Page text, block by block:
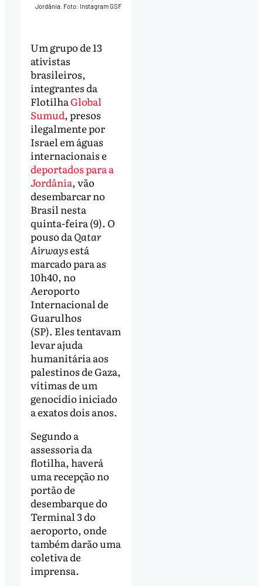
Jordânia. Foto: Instagram GSF
Um grupo de 13
ativistas
brasileiros,
integrantes da
FlotilhaGlobal
Sumud, presos
ilegalmente por
Israel em águas
internacionais e
deportados para a
Jordânia, vão
desembarcar no
Brasil nesta
quinta-feira (9). O
pouso daQatar
Airwaysestá
marcado para as
10h40, no
Aeroporto
Internacional de
Guarulhos
(SP). Eles tentavam
levar ajuda
humanitária aos
palestinos de Gaza,
vítimas de um
genocídio iniciado
a exatos dois anos.
Segundo a
assessoria da
flotilha, haverá
uma recepção no
portão de
desembarque do
Terminal 3 do
aeroporto, onde
também darão uma
coletiva de
imprensa.